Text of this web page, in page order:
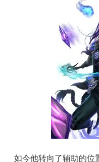
如今他转向了辅助的位